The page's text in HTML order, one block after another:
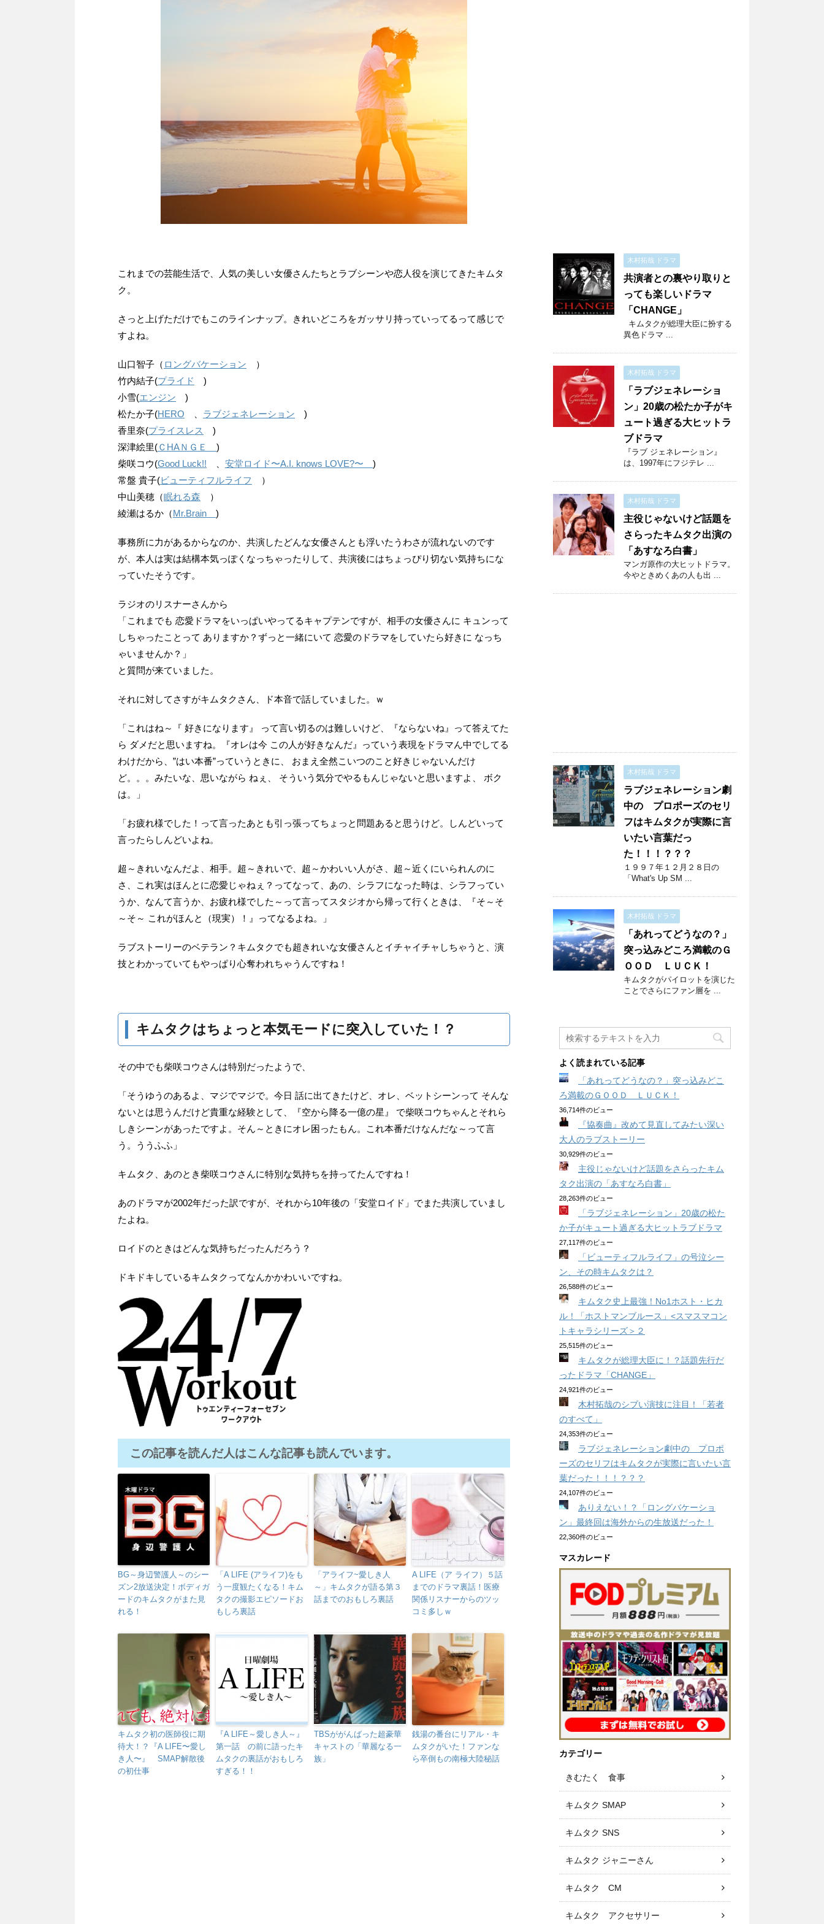
これまでの芸能生活で、人気の美しい女優さんたちとラブシーンや恋人役を演じてきたキムタ
ク。
さっと上げただけでもこのラインナップ。きれいどころをガッサリ持っていってるって感じで
すよね。
山口智子（ ロングバケーション ）
竹内結子(プライド
)
小雪(エンジン )
松たか子(HERO ラブジェネレーション )
香里奈(プライスレス
)
深津絵里(ＣHAＮＧＥ )
柴咲コウ(Good Luck!! 安堂ロイド〜A.I. knows LOVE?〜 )
常盤 貴子(ビューティフルライフ
）
中山美穂（眠れる森 ）
綾瀬はるか（Mr.Brain )
事務所に力があるからなのか、共演したどんな女優さんとも浮いたうわさが流れないのです
が、本人は実は結構本気っぽくなっちゃったりして、共演後にはちょっぴり切ない気持ちにな
っていたそうです。
ラジオのリスナーさんから
「これまでも 恋愛ドラマをいっぱいやってるキャプテンですが、相手の女優さんに キュンって
しちゃったことって ありますか？ずっと一緒にいて 恋愛のドラマをしていたら好きに なっち
ゃいませんか？」
と質問が来ていました。
それに対してさすがキムタクさん、ド本音で話していました。ｗ
「これはね～『 好きになります』 って言い切るのは難しいけど、『ならないね』って答えてた
ら ダメだと思いますね。『オレは今 この人が好きなんだ』っていう表現をドラマん中でしてる
わけだから、”はい本番”っていうときに、 おまえ全然こいつのこと好きじゃないんだけ
ど。。。みたいな、思いながら ねぇ、 そういう気分でやるもんじゃないと思いますよ、 ボク
は。」
「お疲れ様でした！って言ったあとも引っ張ってちょっと問題あると思うけど。しんどいって
言ったらしんどいよね。
超～きれいなんだよ、相手。超～きれいで、超～かわいい人がさ、超～近くにいられんのに
さ、これ実はほんとに恋愛じゃねぇ？ってなって、あの、シラフになった時は、シラフってい
うか、なんて言うか、お疲れ様でした～って言ってスタジオから帰って行くときは、『そ～そ
～そ～ これがほんと（現実）！』ってなるよね。」
ラブストーリーのベテラン？キムタクでも超きれいな女優さんとイチャイチャしちゃうと、演
技とわかっていてもやっぱり心奪われちゃうんですね！
キムタクはちょっと本気モードに突入していた！？
その中でも柴咲コウさんは特別だったようで、
「そうゆうのあるよ、マジでマジで。今日 話に出てきたけど、オレ、ベットシーンって そんな
ないとは思うんだけど貴重な経験として、『空から降る一億の星』 で柴咲コウちゃんとそれら
しきシーンがあったですよ。そん～ときにオレ困ったもん。これ本番だけなんだな～って言
う。ううふふ」
キムタク、あのとき柴咲コウさんに特別な気持ちを持ってたんですね！
あのドラマが2002年だった訳ですが、それから10年後の「安堂ロイド」でまた共演していまし
たよね。
ロイドのときはどんな気持ちだったんだろう？
ドキドキしているキムタクってなんかかわいいですね。
この記事を読んだ人はこんな記事も読んでいます。
BG～身辺警護人～のシー
ズン2放送決定！ボディガ
ードのキムタクがまた見
れる！
「A LIFE (アライフ)をも
う一度観たくなる！キム
タクの撮影エピソードお
もしろ裏話
「アライフ~愛しき人
～」キムタクが語る第３
話までのおもしろ裏話
A LIFE（ア ライフ）５話
までのドラマ裏話！医療
関係リスナーからのツッ
コミ多しｗ
キムタク初の医師役に期
待大！？『A LIFE〜愛し
き人〜』 SMAP解散後
の初仕事
『A LIFE～愛しき人～』
第一話 の前に語ったキ
ムタクの裏話がおもしろ
すぎる！！
TBSががんばった超豪華
キャストの「華麗なる一
族」
銭湯の番台にリアル・キ
ムタクがいた！ファンな
ら卒倒もの南極大陸秘話
木村拓哉 ドラマ
共演者との裏やり取りと
っても楽しいドラマ
「CHANGE」
キムタクが総理大臣に扮する
異色ドラマ ...
木村拓哉 ドラマ
「ラブジェネレーショ
ン」20歳の松たか子がキ
ュート過ぎる大ヒットラ
ブドラマ
『ラブ ジェネレーション』
は、1997年にフジテレ ...
木村拓哉 ドラマ
主役じゃないけど話題を
さらったキムタク出演の
「あすなろ白書」
マンガ原作の大ヒットドラマ。
今やときめくあの人も出 ...
木村拓哉 ドラマ
ラブジェネレーション劇
中の プロポーズのセリ
フはキムタクが実際に言
いたい言葉だっ
た！！！？？？
１９９７年１２月２８日の
「What's Up SM ...
木村拓哉 ドラマ
「あれってどうなの？」
突っ込みどころ満載のＧ
ＯＯＤ ＬＵＣＫ！
キムタクがパイロットを演じた
ことでさらにファン層を ...
よく読まれている記事
「あれってどうなの？」突っ込みどこ
ろ満載のＧＯＯＤ ＬＵＣＫ！
36,714件のビュー
『協奏曲』改めて見直してみたい深い
大人のラブストーリー
30,929件のビュー
主役じゃないけど話題をさらったキム
タク出演の「あすなろ白書」
28,263件のビュー
「ラブジェネレーション」20歳の松た
か子がキュート過ぎる大ヒットラブドラマ
27,117件のビュー
「ビューティフルライフ」の号泣シー
ン、その時キムタクは？
26,588件のビュー
キムタク史上最強！No1ホスト・ヒカ
ル！「ホストマンブルース」<スマスマコン
トキャラシリーズ＞２
25,515件のビュー
キムタクが総理大臣に！？話題先行だ
ったドラマ「CHANGE」
24,921件のビュー
木村拓哉のシブい演技に注目！「若者
のすべて」
24,353件のビュー
ラブジェネレーション劇中の プロポ
ーズのセリフはキムタクが実際に言いたい言
葉だった！！！？？？
24,107件のビュー
ありえない！？「ロングバケーショ
ン」最終回は海外からの生放送だった！
22,360件のビュー
マスカレード
カテゴリー
きむたく 食事
キムタク SMAP
キムタク SNS
キムタク ジャニーさん
キムタク CM
キムタク アクセサリー